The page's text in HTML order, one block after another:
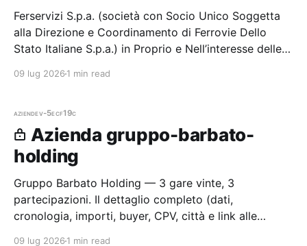
Ferservizi S.p.a. (società con Socio Unico Soggetta
alla Direzione e Coordinamento di Ferrovie Dello
Stato Italiane S.p.a.) in Proprio e Nell’interesse delle
partecipazioni.
09 lug 2026 1 min read
aziendev-5ecf19c
Azienda gruppo-barbato-
holding
Gruppo Barbato Holding — 3 gare vinte, 3
partecipazioni. Il dettaglio completo (dati,
cronologia, importi, buyer, CPV, città e link alle
09 lug 2026 1 min read